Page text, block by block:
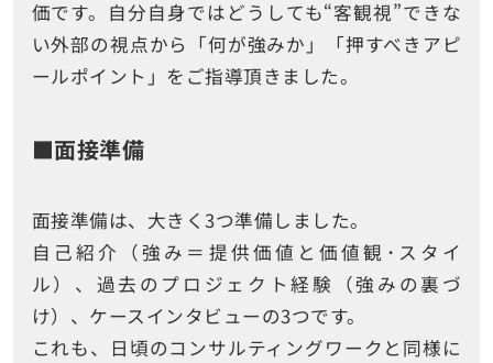
価です。自分自身ではどうしても“客観視”できな
い外部の視点から「何が強みか」「押すべきアピ
ールポイント」をご指導頂きました。
■面接準備
面接準備は、大きく3つ準備しました。
自己紹介（強み＝提供価値と価値観･スタイ
ル）、過去のプロジェクト経験（強みの裏づ
け）、ケースインタビューの3つです。
これも、日頃のコンサルティングワークと同様に